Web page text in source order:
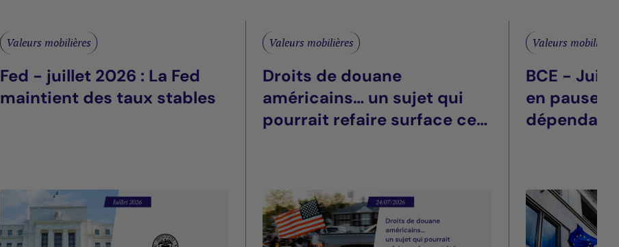
Valeurs mobilières
Fed - juillet 2026 : La Fed
maintient des taux stables
Valeurs mobilières
Droits de douane
américains… un sujet qui
pourrait refaire surface cet
Valeurs mobilières
BCE -
en pause,